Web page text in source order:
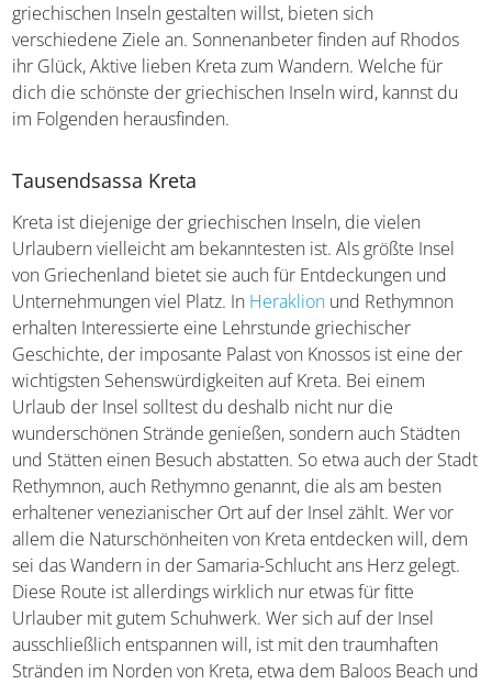
auf den griechischen Inseln gestalten willst, bieten sich
verschiedene Ziele an. Sonnenanbeter finden auf Rhodos
ihr Glück, Aktive lieben Kreta zum Wandern. Welche für
dich die schönste der griechischen Inseln wird, kannst du
im Folgenden herausfinden.
Tausendsassa Kreta
Kreta ist diejenige der griechischen Inseln, die vielen
Urlaubern vielleicht am bekanntesten ist. Als größte Insel
von Griechenland bietet sie auch für Entdeckungen und
Unternehmungen viel Platz. In Heraklion und Rethymnon
erhalten Interessierte eine Lehrstunde griechischer
Geschichte, der imposante Palast von Knossos ist eine der
wichtigsten Sehenswürdigkeiten auf Kreta. Bei einem
Urlaub der Insel solltest du deshalb nicht nur die
wunderschönen Strände genießen, sondern auch Städten
und Stätten einen Besuch abstatten. So etwa auch der
Stadt Rethymnon, auch Rethymno genannt, die als am
besten erhaltener venezianischer Ort auf der Insel zählt.
Wer vor allem die Naturschönheiten von Kreta entdecken
will, dem sei das Wandern in der Samaria-Schlucht ans
Herz gelegt. Diese Route ist allerdings wirklich nur etwas
für fitte Urlauber mit gutem Schuhwerk. Wer sich auf der
Insel ausschließlich entspannen will, ist mit den
traumhaften Stränden im Norden von Kreta, etwa dem